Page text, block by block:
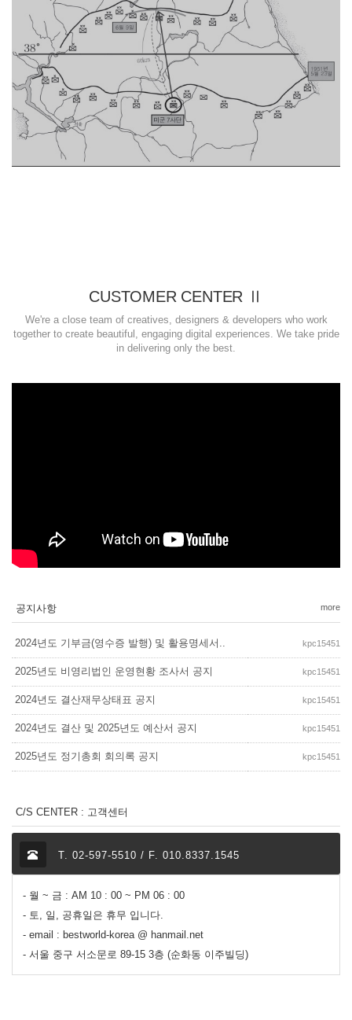
CUSTOMER CENTER Ⅱ
We're a close team of creatives, designers & developers who work
together to create beautiful, engaging digital experiences. We take pride
in delivering only the best.
공지사항 more
2024년도 기부금(영수증 발행) 및 활용명세서.. kpc15451
2025년도 비영리법인 운영현황 조사서 공지 kpc15451
2024년도 결산재무상태표 공지 kpc15451
2024년도 결산 및 2025년도 예산서 공지 kpc15451
2025년도 정기총회 회의록 공지 kpc15451
C/S CENTER : 고객센터
T. 02-597-5510 / F. 010.8337.1545
- 월 ~ 금 : AM 10 : 00 ~ PM 06 : 00
- 토, 일, 공휴일은 휴무 입니다.
- email : bestworld-korea @ hanmail.net
- 서울 중구 서소문로 89-15 3층 (순화동 이주빌딩)